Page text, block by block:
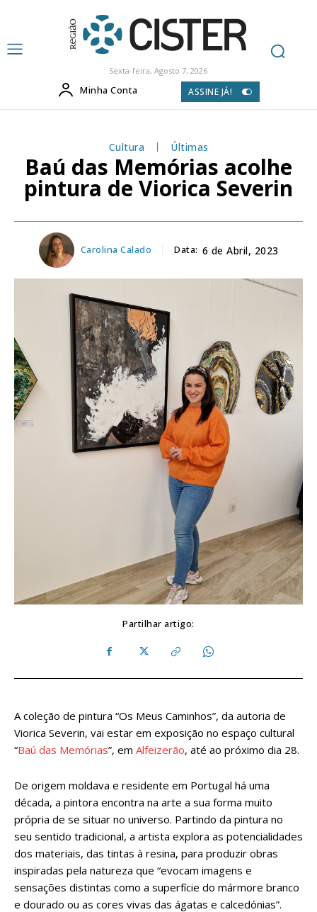
Sexta-feira, Agosto 7, 2026
Minha Conta ASSINE JÁ!
Cultura Últimas
Baú das Memórias acolhe
pintura de Viorica Severin
Carolina Calado Data: 6 de Abril, 2023
Partilhar artigo:
A coleção de pintura “Os Meus Caminhos”, da autoria de
Viorica Severin, vai estar em exposição no espaço cultural
“Baú das Memórias”, em Alfeizerão, até ao próximo dia 28.
De origem moldava e residente em Portugal há uma
década, a pintora encontra na arte a sua forma muito
própria de se situar no universo. Partindo da pintura no
seu sentido tradicional, a artista explora as potencialidades
dos materiais, das tintas à resina, para produzir obras
inspiradas pela natureza que “evocam imagens e
sensações distintas como a superfície do mármore branco
e dourado ou as cores vivas das ágatas e calcedónias”.